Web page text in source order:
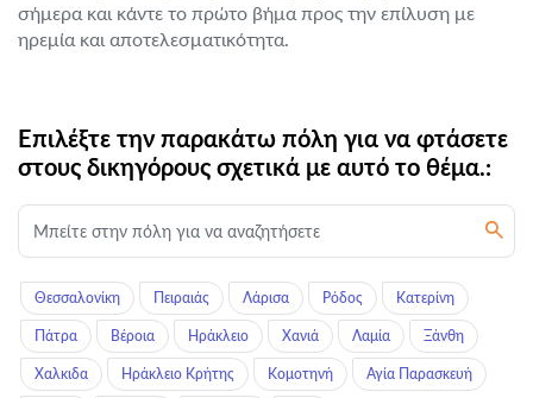
σήμερα και κάντε το πρώτο βήμα προς την επίλυση με
ηρεμία και αποτελεσματικότητα.
Επιλέξτε την παρακάτω πόλη για να φτάσετε
στους δικηγόρους σχετικά με αυτό το θέμα.:
Θεσσαλονίκη Πειραιάς Λάρισα Ρόδος Κατερίνη
Πάτρα Βέροια Ηράκλειο Χανιά Λαμία Ξάνθη
Χαλκιδα Ηράκλειο Κρήτης Κομοτηνή Αγία Παρασκευή